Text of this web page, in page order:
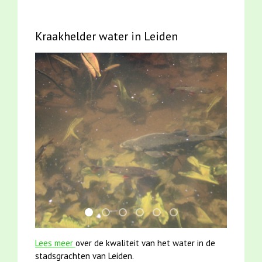
Kraakhelder water in Leiden
jun2021 28 brasem en rietvoorns 4a
karper met kattenklimtouw
smoelenboek fifi en karper
jun2021 zaklv 5 snoekje MOOI
mei2021mei2021 1 snoekje
Lees meer over de kwaliteit van het water in de
stadsgrachten van Leiden.